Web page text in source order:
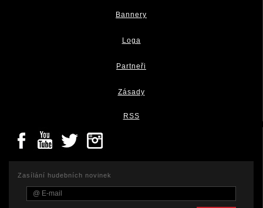
Bannery
Loga
Partneři
Zásady
RSS
Zasílání hudebních novinek